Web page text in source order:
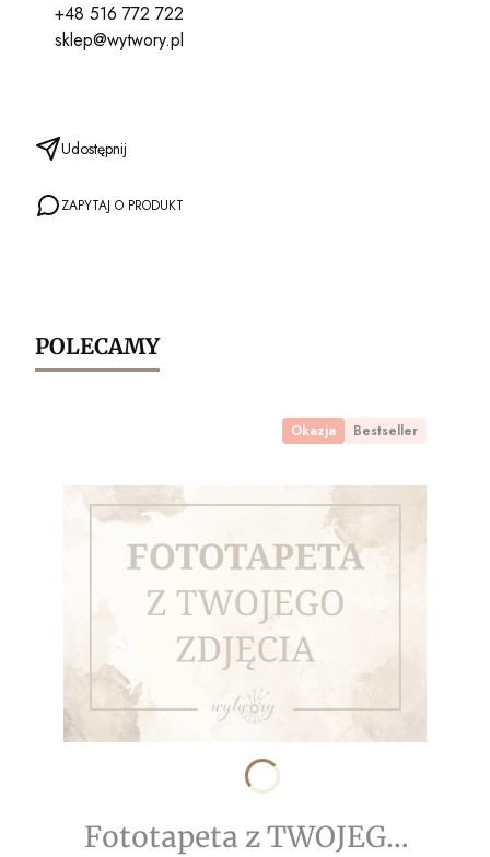
+48 516 772 722
sklep@wytwory.pl
Udostępnij
ZAPYTAJ O PRODUKT
POLECAMY
Okazja Bestseller
Fototapeta z TWOJEGO